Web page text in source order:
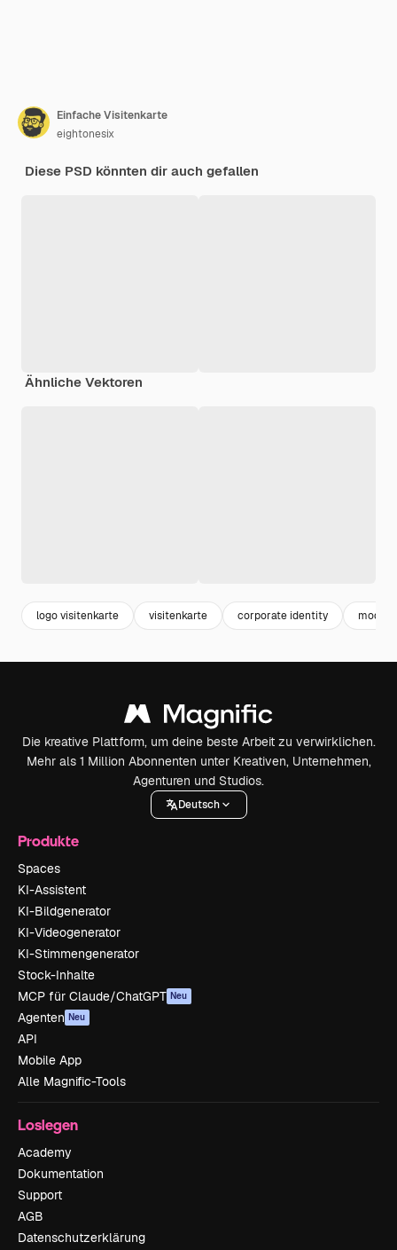
Einfache Visitenkarte
eightonesix
Diese PSD könnten dir auch gefallen
Ähnliche Vektoren
logo visitenkarte visitenkarte corporate identity
Die kreative Plattform, um deine beste Arbeit zu verwirklichen.
Mehr als 1 Million Abonnenten unter Kreativen, Unternehmen,
Agenturen und Studios.
Deutsch
Produkte
Spaces
KI-Assistent
KI-Bildgenerator
KI-Videogenerator
KI-Stimmengenerator
Stock-Inhalte
MCP für Claude/ChatGPT Neu
Agenten Neu
API
Mobile App
Alle Magnific-Tools
Loslegen
Academy
Dokumentation
Support
AGB
Datenschutzerklärung